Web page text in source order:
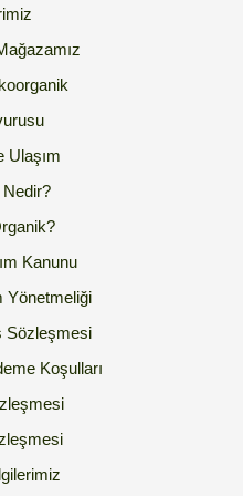
Ulaşım
Kanunu
Yönetmeliği
Sözleşmesi
Koşulları